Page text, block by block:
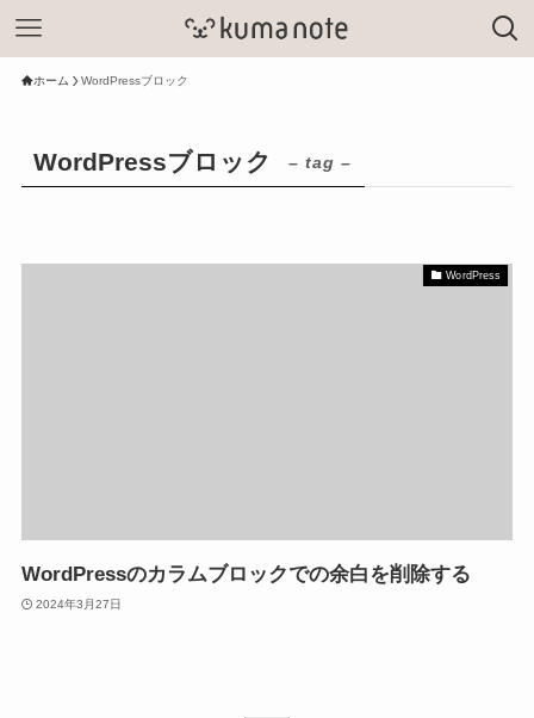
ホーム WordPressブロック
WordPressブロック – tag –
WordPress
WordPressのカラムブロックでの余白を削除する
2024年3月27日